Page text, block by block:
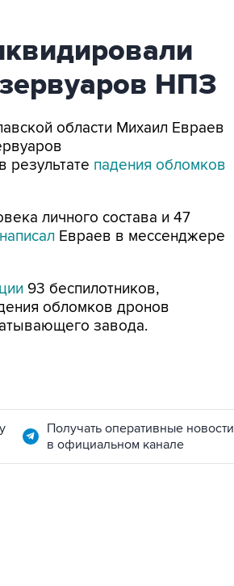
НПЗ
области Михаил Евраев
падения обломков
личного состава и 47
написал Евраев в мессенджере
93 беспилотников,
обломков дронов
завода.
Получать оперативные новости
в официальном канале